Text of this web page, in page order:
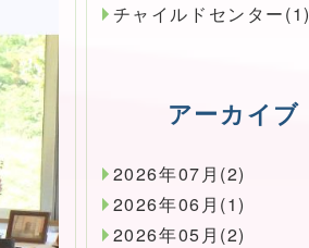
チャイルドセンター(1)
アーカイブ
2026年07月(2)
2026年06月(1)
2026年05月(2)